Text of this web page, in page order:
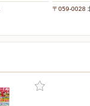
〒059-0028